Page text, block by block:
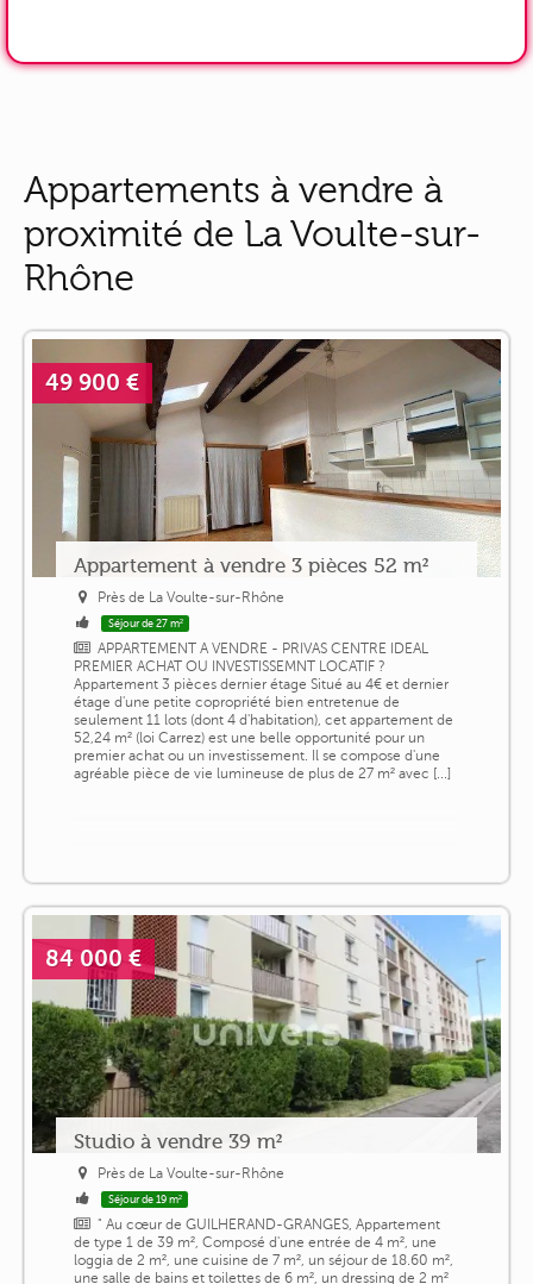
Appartements à vendre à
proximité de La Voulte-sur-
Rhône
49 900 €
Appartement à vendre 3 pièces 52 m²
Près de La Voulte-sur-Rhône
Séjour de 27 m²
APPARTEMENT A VENDRE - PRIVAS CENTRE IDEAL
PREMIER ACHAT OU INVESTISSEMNT LOCATIF ?
Appartement 3 pièces dernier étage Situé au 4€ et dernier
étage d'une petite copropriété bien entretenue de
seulement 11 lots (dont 4 d'habitation), cet appartement de
52,24 m² (loi Carrez) est une belle opportunité pour un
premier achat ou un investissement. Il se compose d'une
agréable pièce de vie lumineuse de plus de 27 m² avec [...]
84 000 €
Studio à vendre 39 m²
Près de La Voulte-sur-Rhône
Séjour de 19 m²
" Au cœur de GUILHERAND-GRANGES, Appartement
de type 1 de 39 m², Composé d'une entrée de 4 m², une
loggia de 2 m², une cuisine de 7 m², un séjour de 18.60 m²,
une salle de bains et toilettes de 6 m², un dressing de 2 m²